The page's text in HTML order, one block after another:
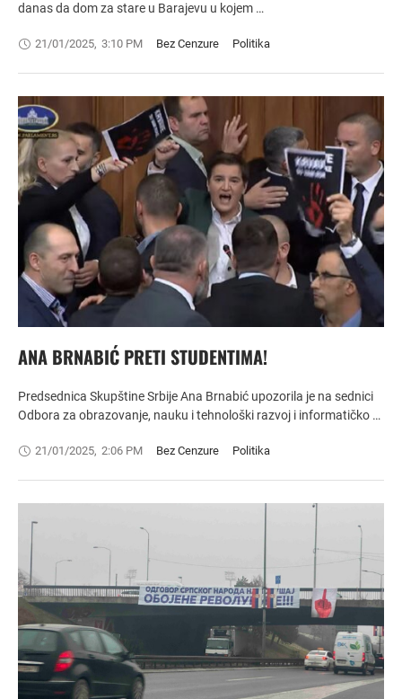
danas da dom za stare u Barajevu u kojem …
21/01/2025, 3:10 PM Bez Cenzure Politika
ANA BRNABIĆ PRETI STUDENTIMA!
Predsednica Skupštine Srbije Ana Brnabić upozorila je na sednici
Odbora za obrazovanje, nauku i tehnološki razvoj i informatičko …
21/01/2025, 2:06 PM Bez Cenzure Politika